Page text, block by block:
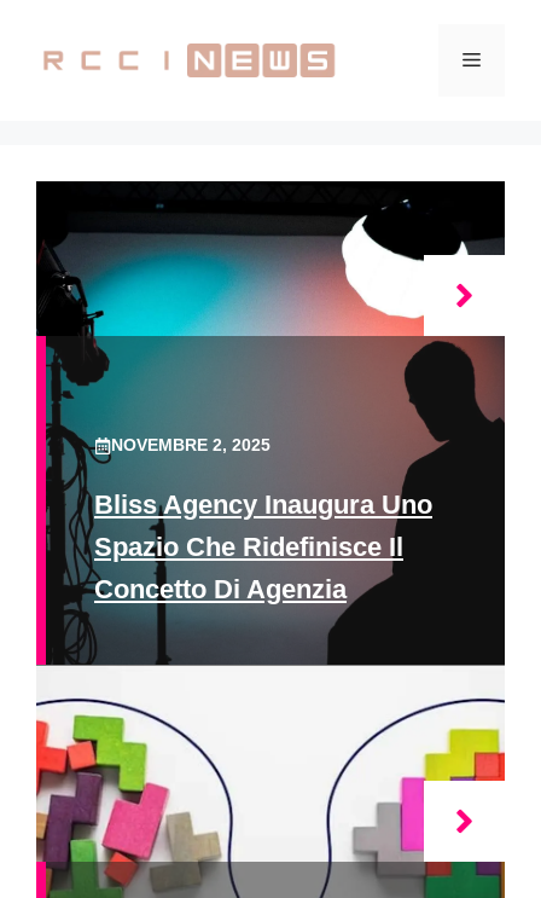
contenuto
Menu
NOVEMBRE 2, 2025
Bliss Agency Inaugura Uno
Spazio Che Ridefinisce Il
Concetto Di Agenzia